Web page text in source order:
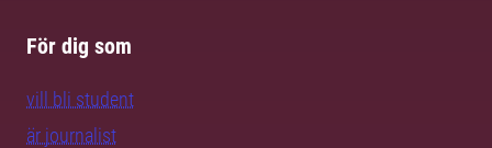
För dig som
vill bli student
är journalist